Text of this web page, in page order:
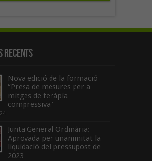
recents
Nova edició de la formació
“Presa de mesures per a
mitges de teràpia
compressiva”
Junta General Ordinària:
Aprovada per unanimitat la
liquidació del pressupost de
2023